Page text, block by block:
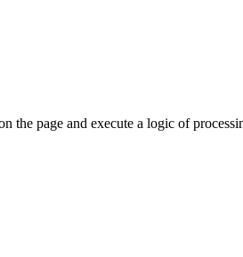
the page and execute a logic of